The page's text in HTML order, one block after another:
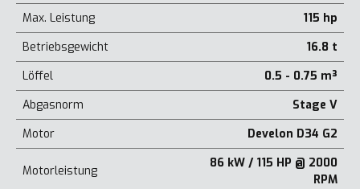
Max. Leistung
115 hp
Betriebsgewicht
16.8 t
Löffel
0.5 - 0.75 m³
Abgasnorm
Stage V
Motor
Develon D34 G2
Motorleistung
86 kW / 115 HP @ 2000
RPM